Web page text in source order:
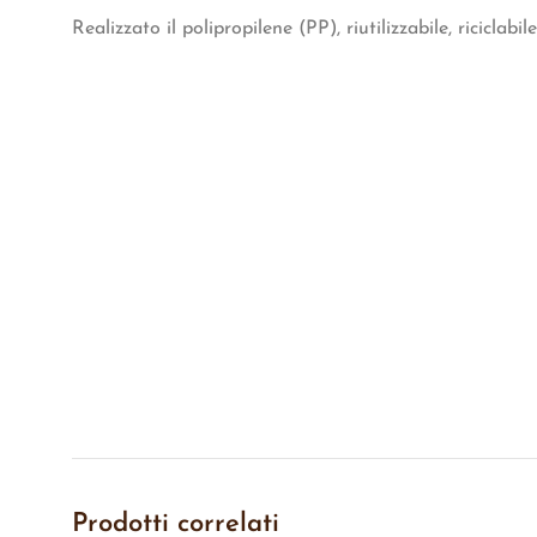
Realizzato il polipropilene (PP), riutilizzabile,
Prodotti correlati